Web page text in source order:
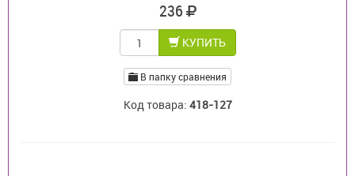
236
КУПИТЬ
В папку сравнения
Код товара: 418-127